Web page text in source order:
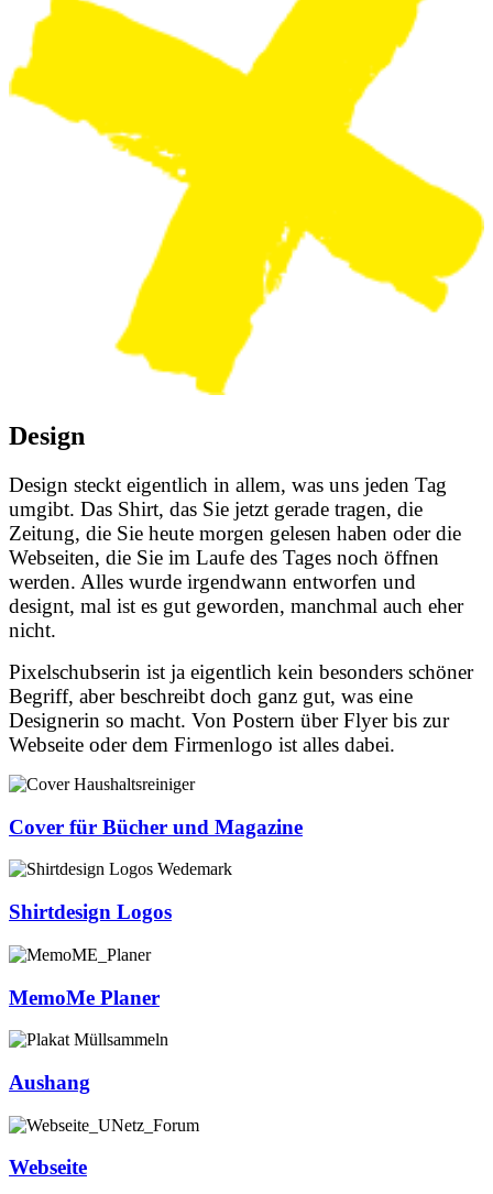
Design
Design steckt eigentlich in allem, was uns jeden Tag
umgibt. Das Shirt, das Sie jetzt gerade tragen, die
Zeitung, die Sie heute morgen gelesen haben oder die
Webseiten, die Sie im Laufe des Tages noch öffnen
werden. Alles wurde irgendwann entworfen und
designt, mal ist es gut geworden, manchmal auch eher
nicht.
Pixelschubserin ist ja eigentlich kein besonders schöner
Begriff, aber beschreibt doch ganz gut, was eine
Designerin so macht. Von Postern über Flyer bis zur
Webseite oder dem Firmenlogo ist alles dabei.
Cover für Bücher und Magazine
Shirtdesign Logos
MemoMe Planer
Aushang
Webseite